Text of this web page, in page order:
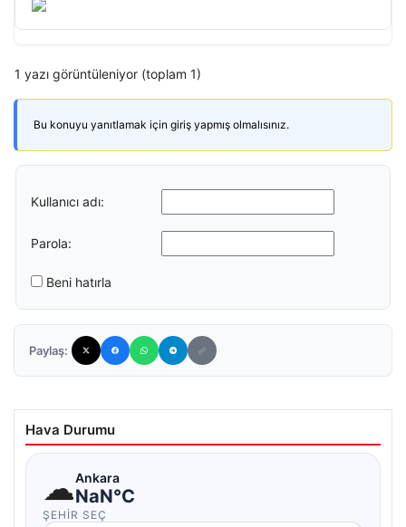
1 yazı görüntüleniyor (toplam 1)
Bu konuyu yanıtlamak için giriş yapmış olmalısınız.
Kullanıcı adı:
Parola:
Beni hatırla
Paylaş:
Hava Durumu
☁Ankara
NaN°C
ŞEHIR SEÇ